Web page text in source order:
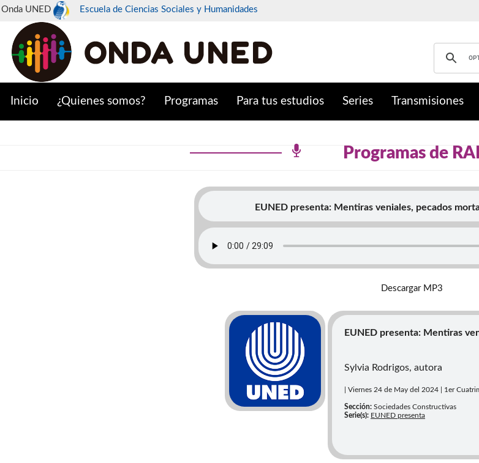
Onda UNED Escuela de Ciencias Sociales y Humanidades
Inicio ¿Quienes somos? Programas Para tus estudios Series Transmisiones
Programas de
EUNED presenta: Mentiras veniales, pecados
Descargar MP3
EUNED presenta: Mentiras
Sylvia Rodrigos, autora
| Viernes 24 de May del 2024 | 1er
Sección: Sociedades Constructivas
Serie(s): EUNED presenta